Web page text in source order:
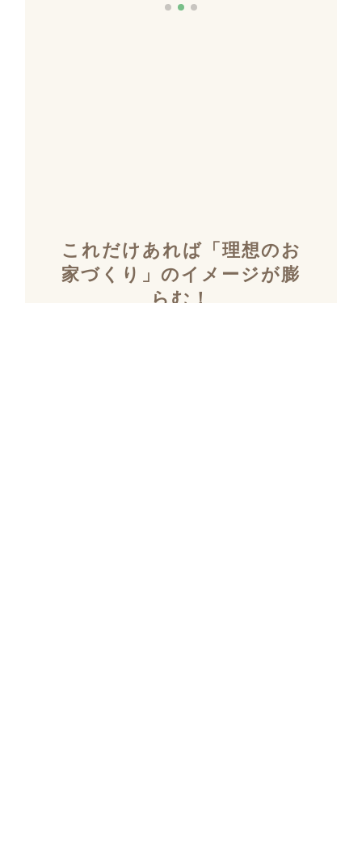
これだけあれば「理想のお
家づくり」のイメージが膨
らむ！